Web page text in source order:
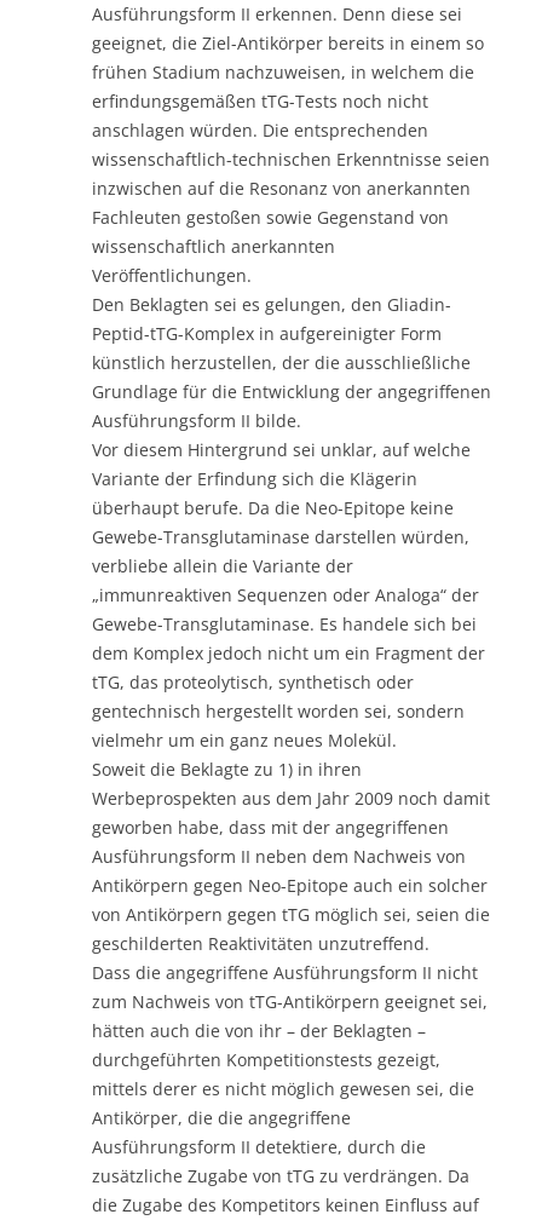
Ausführungsform II erkennen. Denn diese sei
geeignet, die Ziel-Antikörper bereits in einem so
frühen Stadium nachzuweisen, in welchem die
erfindungsgemäßen tTG-Tests noch nicht
anschlagen würden. Die entsprechenden
wissenschaftlich-technischen Erkenntnisse seien
inzwischen auf die Resonanz von anerkannten
Fachleuten gestoßen sowie Gegenstand von
wissenschaftlich anerkannten
Veröffentlichungen.
Den Beklagten sei es gelungen, den Gliadin-
Peptid-tTG-Komplex in aufgereinigter Form
künstlich herzustellen, der die ausschließliche
Grundlage für die Entwicklung der angegriffenen
Ausführungsform II bilde.
Vor diesem Hintergrund sei unklar, auf welche
Variante der Erfindung sich die Klägerin
überhaupt berufe. Da die Neo-Epitope keine
Gewebe-Transglutaminase darstellen würden,
verbliebe allein die Variante der
„immunreaktiven Sequenzen oder Analoga“ der
Gewebe-Transglutaminase. Es handele sich bei
dem Komplex jedoch nicht um ein Fragment der
tTG, das proteolytisch, synthetisch oder
gentechnisch hergestellt worden sei, sondern
vielmehr um ein ganz neues Molekül.
Soweit die Beklagte zu 1) in ihren
Werbeprospekten aus dem Jahr 2009 noch damit
geworben habe, dass mit der angegriffenen
Ausführungsform II neben dem Nachweis von
Antikörpern gegen Neo-Epitope auch ein solcher
von Antikörpern gegen tTG möglich sei, seien die
geschilderten Reaktivitäten unzutreffend.
Dass die angegriffene Ausführungsform II nicht
zum Nachweis von tTG-Antikörpern geeignet sei,
hätten auch die von ihr – der Beklagten –
durchgeführten Kompetitionstests gezeigt,
mittels derer es nicht möglich gewesen sei, die
Antikörper, die die angegriffene
Ausführungsform II detektiere, durch die
zusätzliche Zugabe von tTG zu verdrängen. Da
die Zugabe des Kompetitors keinen Einfluss auf